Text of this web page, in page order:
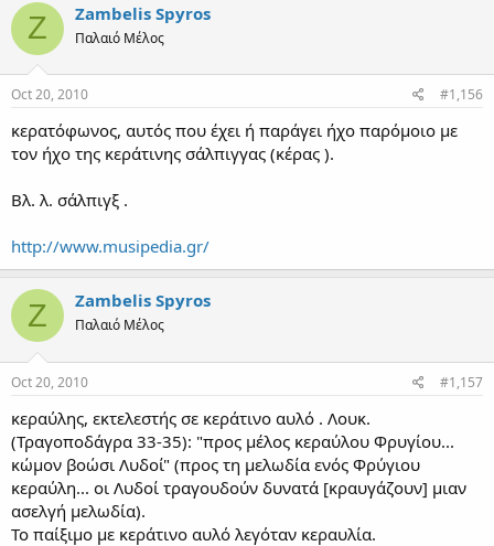
Z Zambelis Spyros
Παλαιό Μέλος
Oct 20, 2010 #1,156
κερατόφωνος, αυτός που έχει ή παράγει ήχο παρόμοιο με
τον ήχο της κεράτινης σάλπιγγας (κέρας ).
Βλ. λ. σάλπιγξ .
http://www.musipedia.gr/
Z Zambelis Spyros
Παλαιό Μέλος
Oct 20, 2010 #1,157
κεραύλης, εκτελεστής σε κεράτινο αυλό . Λουκ.
(Τραγοποδάγρα 33-35): "προς μέλος κεραύλου Φρυγίου...
κώμον βοώσι Λυδοί" (προς τη μελωδία ενός Φρύγιου
κεραύλη... οι Λυδοί τραγουδούν δυνατά [κραυγάζουν] μιαν
ασελγή μελωδία).
Το παίξιμο με κεράτινο αυλό λεγόταν κεραυλία.